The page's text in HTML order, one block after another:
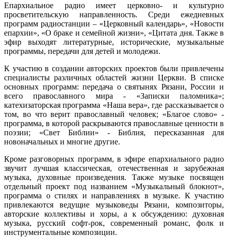
Епархиальное радио имеет церковно- и культурно
просветительскую направленность. Среди ежедневных
программ радиостанции – «Церковный календарь», «Новости
епархии», «О браке и семейной жизни», «Цитата дня. Также в
эфир выходят литературные, исторические, музыкальные
программы, передачи для детей и молодежи.
К участию в создании авторских проектов были привлечены
специалисты различных областей жизни Церкви. В списке
основных программ: передача о святынях Рязани, России и
всего православного мира - «Записки паломника»;
катехизаторская программа «Наша вера», где рассказывается о
том, во что верит православный человек; «Благое слово» -
программа, в которой раскрываются православные ценности в
поэзии; «Свет Библии» - Библия, пересказанная для
новоначальных и многие другие.
Кроме разговорных программ, в эфире епархиального радио
звучит лучшая классическая, отечественная и зарубежная
музыка, духовные произведения. Также музыке посвящен
отдельный проект под названием «Музыкальный блокнот»,
программа о стилях и направлениях в музыке. К участию
привлекаются ведущие музыковеды Рязани, композиторы,
авторские коллективы и хоры, а к обсуждению: духовная
музыка, русский софт-рок, современный романс, фолк и
инструментальные композиции.